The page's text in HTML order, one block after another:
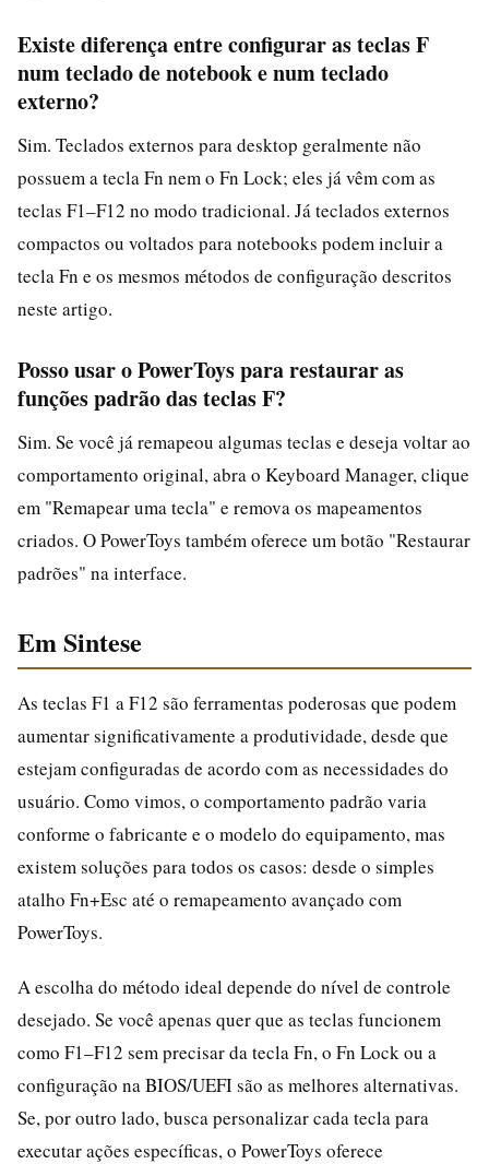
Existe diferença entre configurar as teclas F
num teclado de notebook e num teclado
externo?
Sim. Teclados externos para desktop geralmente não
possuem a tecla Fn nem o Fn Lock; eles já vêm com as
teclas F1–F12 no modo tradicional. Já teclados externos
compactos ou voltados para notebooks podem incluir a
tecla Fn e os mesmos métodos de configuração descritos
neste artigo.
Posso usar o PowerToys para restaurar as
funções padrão das teclas F?
Sim. Se você já remapeou algumas teclas e deseja voltar ao
comportamento original, abra o Keyboard Manager, clique
em "Remapear uma tecla" e remova os mapeamentos
criados. O PowerToys também oferece um botão "Restaurar
padrões" na interface.
Em Sintese
As teclas F1 a F12 são ferramentas poderosas que podem
aumentar significativamente a produtividade, desde que
estejam configuradas de acordo com as necessidades do
usuário. Como vimos, o comportamento padrão varia
conforme o fabricante e o modelo do equipamento, mas
existem soluções para todos os casos: desde o simples
atalho Fn+Esc até o remapeamento avançado com
PowerToys.
A escolha do método ideal depende do nível de controle
desejado. Se você apenas quer que as teclas funcionem
como F1–F12 sem precisar da tecla Fn, o Fn Lock ou a
configuração na BIOS/UEFI são as melhores alternativas.
Se, por outro lado, busca personalizar cada tecla para
executar ações específicas, o PowerToys oferece